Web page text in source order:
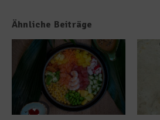
Ähnliche Beiträge